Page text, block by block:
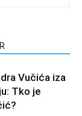
Vučića iza
Tko je